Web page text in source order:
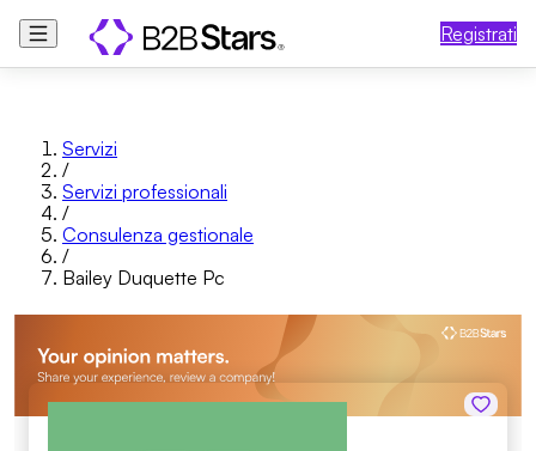
Registrati
Servizi
/
Servizi professionali
/
Consulenza gestionale
/
Bailey Duquette Pc